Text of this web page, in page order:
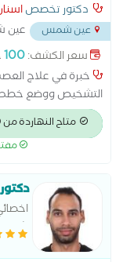
دكتور تخصص
عين شمس
عين
البن
البان المغربى . امام
سعر الكشف:100
خبرة في علاج
التشخيص ووضع خطط
التيجان والجسور خبرة
والكاملة إجراء جميع
خلع الأسنان البسيط
وقائية وعلاجية
التقنيات الحديثة
متاح النهاردة من 3:00 مساءً